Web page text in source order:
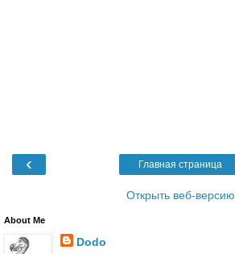
‹ Главная страница
Открыть веб-версию
About Me
Dodo